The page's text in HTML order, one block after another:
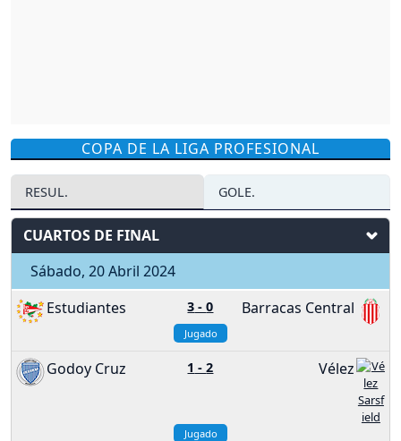
COPA DE LA LIGA PROFESIONAL
RESUL. GOLE.
CUARTOS DE FINAL
Sábado, 20 Abril 2024
Estudiantes
3 -0 Barracas Central
Jugado
Godoy Cruz 1 -2 Vélez
Jugado